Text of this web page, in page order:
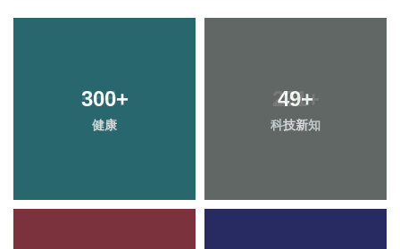
300+
健康
49+
科技新知